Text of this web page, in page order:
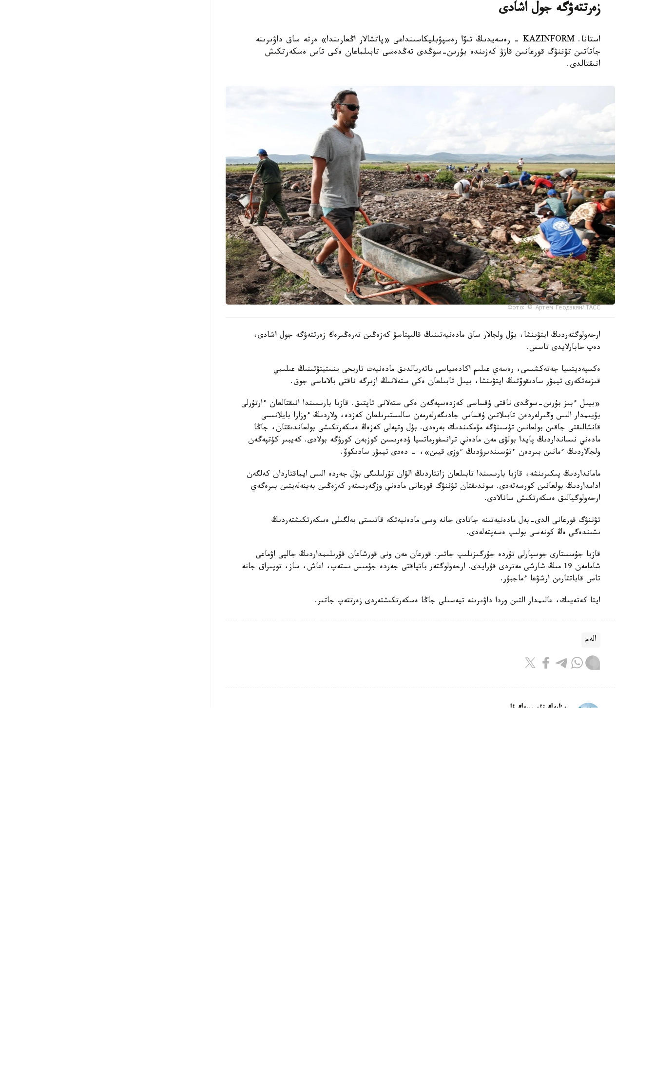
زەرتتەۋگە جول اشادى
استانا. KAZINFORM - رەسەيدىڭ تىۆا رەسپۋبليكاسىنداعى «پاتشالار اڭعارىندا» ەرتە ساق داۋىرىنە
جاتاتىن تۋننۋگ قورعانىن قازۋ كەزىندە بۇرىن-سوڭدى تەڭدەسى تابىلماعان ەكى تاس ەسكەرتكىش
انىقتالدى.
Фото: © Артем Геодакян/ ТАСС
ارحەولوگتەردىڭ ايتۋىنشا، بۇل ولجالار ساق مادەنيەتىنىڭ قالىپتاسۋ كەزەڭىن تەرەڭىرەك زەرتتەۋگە جول اشادى،
دەپ حابارلايدى تاسس.
ەكسپەديتسيا جەتەكشىسى، رەسەي عىلىم اكادەمياسى ماتەريالدىق مادەنيەت تاريحى ينستيتۋتىنىڭ عىلىمي
قىزمەتكەرى تيمۋر سادىقوۆتىڭ ايتۋىنشا، بيىل تابىلعان ەكى ستەلانىڭ ازىرگە ناقتى بالاماسى جوق.
«بيىل ءبىز بۇرىن-سوڭدى ناقتى ۇقساسى كەزدەسپەگەن ەكى ستەلانى تاپتىق. قازبا بارىسىندا انىقتالعان ءارتۇرلى
بۇيىمدار الىس وڭىرلەردەن تابىلاتىن ۇقساس جادىگەرلەرمەن سالىستىرىلعان كەزدە، ولاردىڭ ءوزارا بايلانىسى
قانشالىقتى جاقىن بولعانىن تۇسىنۋگە مۇمكىندىك بەرەدى. بۇل وتپەلى كەزەڭ ەسكەرتكىشى بولعاندىقتان، جاڭا
مادەني نىسانداردىڭ پايدا بولۋى مەن مادەني ترانسفورماتسيا ۇدەرىسىن كوزبەن كورۋگە بولادى. كەيبىر كۇتپەگەن
ولجالاردىڭ ءمانىن بىردەن ءتۇسىندىرۋدىڭ ءوزى قيىن»، - دەدى تيمۋر سادىكوۆ.
مامانداردىڭ پىكىرىنشە، قازبا بارىسىندا تابىلعان زاتتاردىڭ الۋان تۇرلىلىگى بۇل جەردە الىس ايماقتاردان كەلگەن
ادامداردىڭ بولعانىن كورسەتەدى. سوندىقتان تۋننۋگ قورعانى مادەني وزگەرىستەر كەزەڭىن بەينەلەيتىن بىرەگەي
ارحەولوگيالىق ەسكەرتكىش سانالادى.
تۋننۋگ قورعانى الدى-بەل مادەنيەتىنە جاتادى جانە وسى مادەنيەتكە قاتىستى بەلگىلى ەسكەرتكىشتەردىڭ
ىشىندەگى ەڭ كونەسى بولىپ ەسەپتەلەدى.
قازبا جۇمىستارى جوسپارلى تۇردە جۇرگىزىلىپ جاتىر. قورعان مەن ونى قورشاعان قۇرىلىمداردىڭ جالپى اۋماعى
شامامەن 19 مىڭ شارشى مەتردى قۇرايدى. ارحەولوگتەر باتپاقتى جەردە جۇمىس ىستەپ، اعاش، ساز، توپىراق جانە
تاس قاباتتارىن ارشۋعا ءماجبۇر.
ايتا كەتەيىك، عالىمدار التىن وردا داۋىرىنە تيەسىلى جاڭا ەسكەرتكىشتەردى زەرتتەپ جاتىر.
الەم
ريزابەك نۇسىپبەك ۇلى